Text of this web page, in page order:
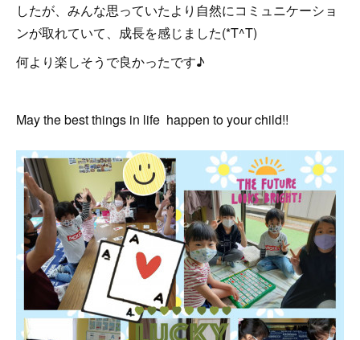
したが、みんな思っていたより自然にコミュニケーショ
ンが取れていて、成長を感じました(*T^T)
何より楽しそうで良かったです♪
May the best things in life happen to your child!!